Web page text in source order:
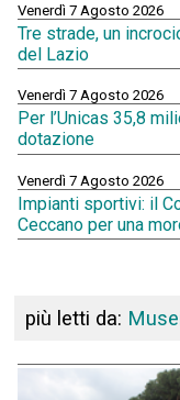
Venerdì 7 Agosto 2026
Tre strade, un
del Lazio
Venerdì 7 Agosto 2026
Per l’Unicas 35,8
dotazione
Venerdì 7 Agosto 2026
Impianti sportivi: il
Ceccano per una
più letti da: